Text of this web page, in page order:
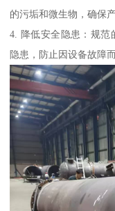
的污垢和微生物，确保
4. 降低安全隐患：规范
隐患，防止因设备故障